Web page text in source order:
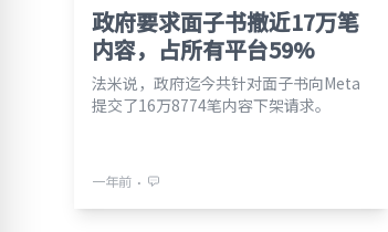
政府要求面子书撤近17万笔
内容，占所有平台59%
法米说，政府迄今共针对面子书向Meta
提交了16万8774笔内容下架请求。
一年前 ⋅